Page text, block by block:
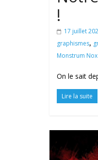
!
17 juillet
graphismes,
Monstrum Nox
On le sait
Lire la suite